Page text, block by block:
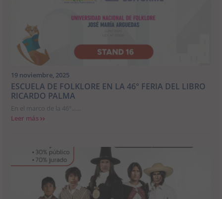
19 noviembre, 2025
ESCUELA DE FOLKLORE EN LA 46° FERIA DEL LIBRO
RICARDO PALMA
En el marco de la 46°......
Leer más >>